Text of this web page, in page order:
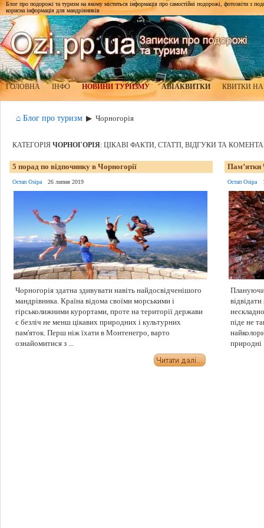
Блог про подорожі та туризм на якому міститься інформація про самостійні подорожі, фотозвіти з
корисна інформація для мандрівників
ГОЛОВНА ІНФО НОВИНИ ТУРИЗМУ АВІАКВИТКИ КВИТКИ
⌂ Блог про туризм ▶ Чорногорія
КАТЕГОРІЯ ЧОРНОГОРІЯ: ЦІКАВІ ФАКТИ, СТАТТІ, ВІДГУКИ ТА
5 порад по відпочинку в Чорногорії
Остап Озіра 26 липня 2019
Чорногорія здатна здивувати навіть найдосвідченішого
мандрівника. Країна відома своїми морськими і
гірськолижними курортами, проте на території держави
є безліч не менш цікавих природних і культурних
пам'яток. Перш ніж їхати в Монтенегро, варто
ознайомитися з ...
Пам’ятки
Остап Озіра
піде не
природні